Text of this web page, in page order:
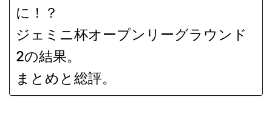
に！？
ジェミニ杯オープンリーグラウンド
2の結果。
まとめと総評。